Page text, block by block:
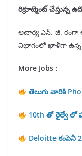
రిక్రూట్మెంట్ చేస్తున్న
ఆచార్య ఎన్. జి. రంగా
విభాగంలో ఖాళీగా ఉన్న
More Jobs :
తెలుగు వారికి
10th తో రైల్వే లో
Deloitte కంపెనీ